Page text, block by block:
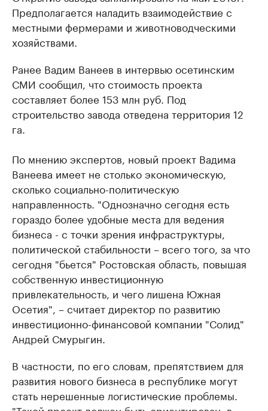
Предполагается наладить взаимодействие с
местными фермерами и животноводческими
хозяйствами.
Ранее Вадим Ванеев в интервью осетинским
СМИ сообщил, что стоимость проекта
составляет более 153 млн руб. Под
строительство завода отведена территория 12
га.
По мнению экспертов, новый проект Вадима
Ванеева имеет не столько экономическую,
сколько социально-политическую
направленность. "Однозначно сегодня есть
гораздо более удобные места для ведения
бизнеса - с точки зрения инфраструктуры,
политической стабильности – всего того, за что
сегодня "бьется" Ростовская область, повышая
собственную инвестиционную
привлекательность, и чего лишена Южная
Осетия", – считает директор по развитию
инвестиционно-финансовой компании "Солид"
Андрей Смурыгин.
В частности, по его словам, препятствием для
развития нового бизнеса в республике могут
стать нерешенные логистические проблемы.